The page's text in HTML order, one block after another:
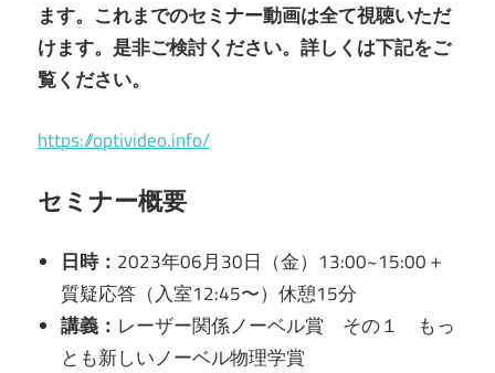
ます。これまでのセミナー動画は全て視聴いただ
けます。是非ご検討ください。詳しくは下記をご
覧ください。
https://optivideo.info/
セミナー概要
日時： 2023年06月30日（金）13:00~15:00＋
質疑応答（入室12:45〜）休憩15分
講義： レーザー関係ノーベル賞 その１ もっ
とも新しいノーベル物理学賞